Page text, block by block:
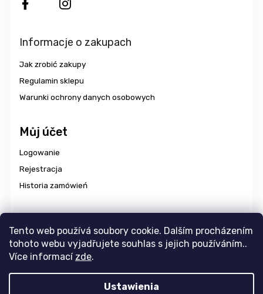
Tento web používá soubory cookie. Dalším procházením
tohoto webu vyjadřujete souhlas s jejich používáním..
Více informací zde.
Ustawienia
Informacje o zakupach
Jak zrobić zakupy
Regulamin sklepu
Warunki ochrony danych osobowych
Můj účet
Logowanie
Rejestracja
Historia zamówień
Edytuj ustawienia plików cookie